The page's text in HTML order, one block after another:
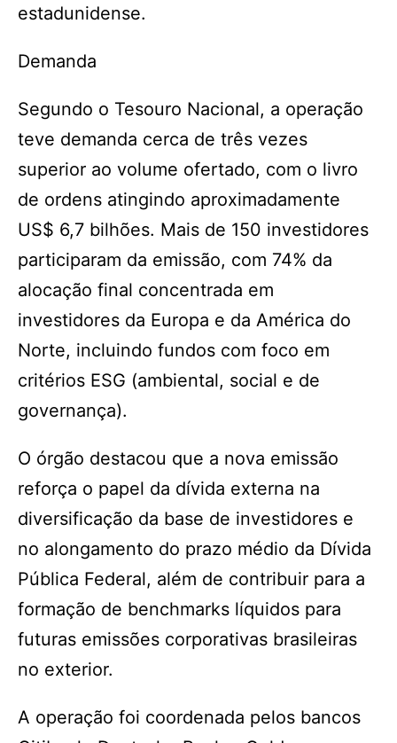
estadunidense.
Demanda
Segundo o Tesouro Nacional, a operação
teve demanda cerca de três vezes
superior ao volume ofertado, com o livro
de ordens atingindo aproximadamente
US$ 6,7 bilhões. Mais de 150 investidores
participaram da emissão, com 74% da
alocação final concentrada em
investidores da Europa e da América do
Norte, incluindo fundos com foco em
critérios ESG (ambiental, social e de
governança).
O órgão destacou que a nova emissão
reforça o papel da dívida externa na
diversificação da base de investidores e
no alongamento do prazo médio da Dívida
Pública Federal, além de contribuir para a
formação de benchmarks líquidos para
futuras emissões corporativas brasileiras
no exterior.
A operação foi coordenada pelos bancos